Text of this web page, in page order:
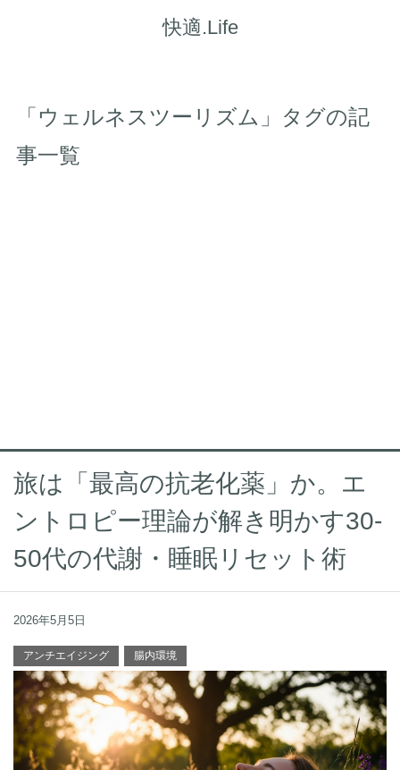
快適.Life
「ウェルネスツーリズム」タグの記
事一覧
旅は「最高の抗老化薬」か。エ
ントロピー理論が解き明かす30-
50代の代謝・睡眠リセット術
2026年5月5日
アンチエイジング 腸内環境